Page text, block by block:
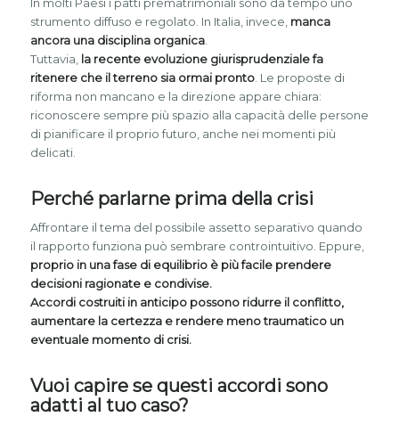
In molti Paesi i patti prematrimoniali sono da tempo uno
strumento diffuso e regolato. In Italia, invece, manca
ancora una disciplina organica.
Tuttavia, la recente evoluzione giurisprudenziale fa
ritenere che il terreno sia ormai pronto. Le proposte di
riforma non mancano e la direzione appare chiara:
riconoscere sempre più spazio alla capacità delle persone
di pianificare il proprio futuro, anche nei momenti più
delicati.
Perché parlarne prima della crisi
Affrontare il tema del possibile assetto separativo quando
il rapporto funziona può sembrare controintuitivo. Eppure,
proprio in una fase di equilibrio è più facile prendere
decisioni ragionate e condivise.
Accordi costruiti in anticipo possono ridurre il conflitto,
aumentare la certezza e rendere meno traumatico un
eventuale momento di crisi.
Vuoi capire se questi accordi sono
adatti al tuo caso?